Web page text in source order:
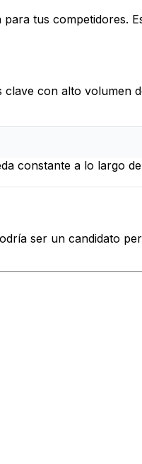
tus competidores.
con alto volumen
constante a lo largo
ser un candidato